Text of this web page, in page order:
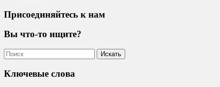
Присоединяйтесь к нам
Вы что-то ищите?
Ключевые слова